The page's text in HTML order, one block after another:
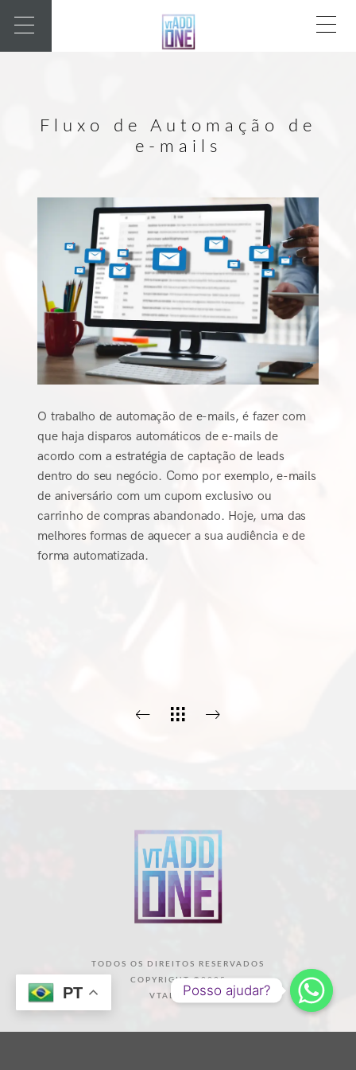
Fluxo de Automação de
e-mails
O trabalho de automação de e-mails, é fazer com
que haja disparos automáticos de e-mails de
acordo com a estratégia de captação de leads
dentro do seu negócio. Como por exemplo, e-mails
de aniversário com um cupom exclusivo ou
carrinho de compras abandonado. Hoje, uma das
melhores formas de aquecer a sua audiência e de
forma automatizada.
TODOS OS DIREITOS RESERVADOS
COPYRIGHT ©2025
VTADDONE
PT Posso ajudar?